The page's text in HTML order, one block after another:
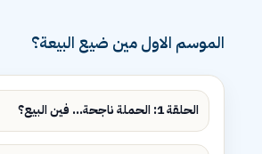
الموسم الاول مين ضيع البيعة؟
الحلقة 1: الحملة ناجحة... فين البيع؟